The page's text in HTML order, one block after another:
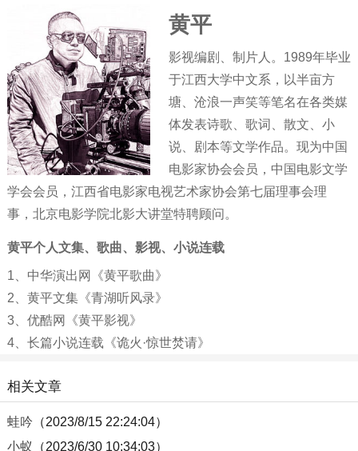
黄平
影视编剧、制片人。1989年毕业
于江西大学中文系，以半亩方
塘、沧浪一声笑等笔名在各类媒
体发表诗歌、歌词、散文、小
说、剧本等文学作品。现为中国
电影家协会会员，中国电影文学
学会会员，江西省电影家电视艺术家协会第七届理事会理
事，北京电影学院北影大讲堂特聘顾问。
黄平个人文集、歌曲、影视、小说连载
1、 中华演出网《黄平歌曲》
2、 黄平文集《青湖听风录》
3、 优酷网《黄平影视》
4、 长篇小说连载《诡火·惊世焚请》
相关文章
蛙吟（2023/8/15 22:24:04）
小蚁
（2023/6/30 10:34:03）